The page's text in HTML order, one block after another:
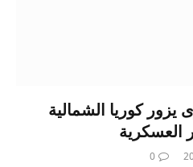
كوريا الشمالية
العسكرية
0